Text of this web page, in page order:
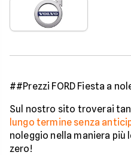
##Prezzi FORD Fiesta a
Sul nostro sito troverai
lungo termine senza
noleggio nella maniera
zero!